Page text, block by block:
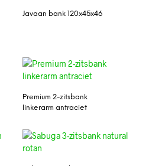
Javaan bank 120x45x46
Premium 2-zitsbank
linkerarm antraciet